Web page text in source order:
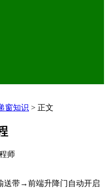
窗知识 > 正文
师
送带→前端升降门自动开启